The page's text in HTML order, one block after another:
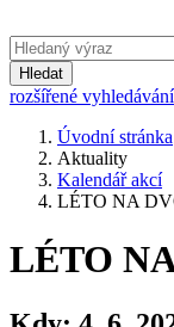
Hledat
rozšířené vyhledávání
Úvodní stránka
Aktuality
Kalendář akcí
LÉTO NA
LÉTO